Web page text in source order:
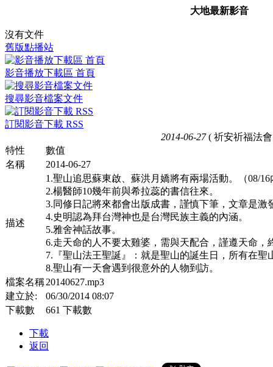
大地最新影音
沒有文件
舊版點播站
影音播放下載區 首頁
搜尋影音檔案文件
訂閱影音下載 RSS
2014-06-27( 祈安祈福法
特性
數值
名稱
2014-06-27
描述
1.聖山追思蘇東啟、蘇洪月嬌將有兩場活動。（08/16
2.楊醫師10幾年前與希拉蕊的書信往來。
3.同修日記將來都會出版成書，謹慎下筆，文章是激
4.史明認為拜台灣神也是台灣民族主義的內涵。
5.雅舍神話故事。
6.走天命的人不要太雞婆，需與天配合，謹遵天命，
7.『聖山法王聖誕』：就是聖山的誕生日，所有在
8.聖山有一天會遇到很意外的人物到訪。
檔案名稱20140627.mp3
建立於:
06/30/2014 08:07
下載數
661 下載數
下載
返回